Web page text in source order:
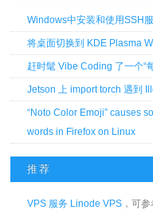
Windows中安装和使用SSH
将桌面切换到 KDE Plasma
赶时髦 Vibe Coding 了一个“
Jetson 上 import torch 遇到
“Noto Color Emoji” causes
words in Firefox on Linux
推荐
VPS 服务 Linode VPS ，可